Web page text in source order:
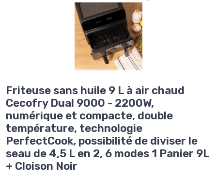
Friteuse sans huile 9 L à air chaud
Cecofry Dual 9000 - 2200W,
numérique et compacte, double
température, technologie
PerfectCook, possibilité de diviser le
seau de 4,5 L en 2, 6 modes 1 Panier 9L
+ Cloison Noir